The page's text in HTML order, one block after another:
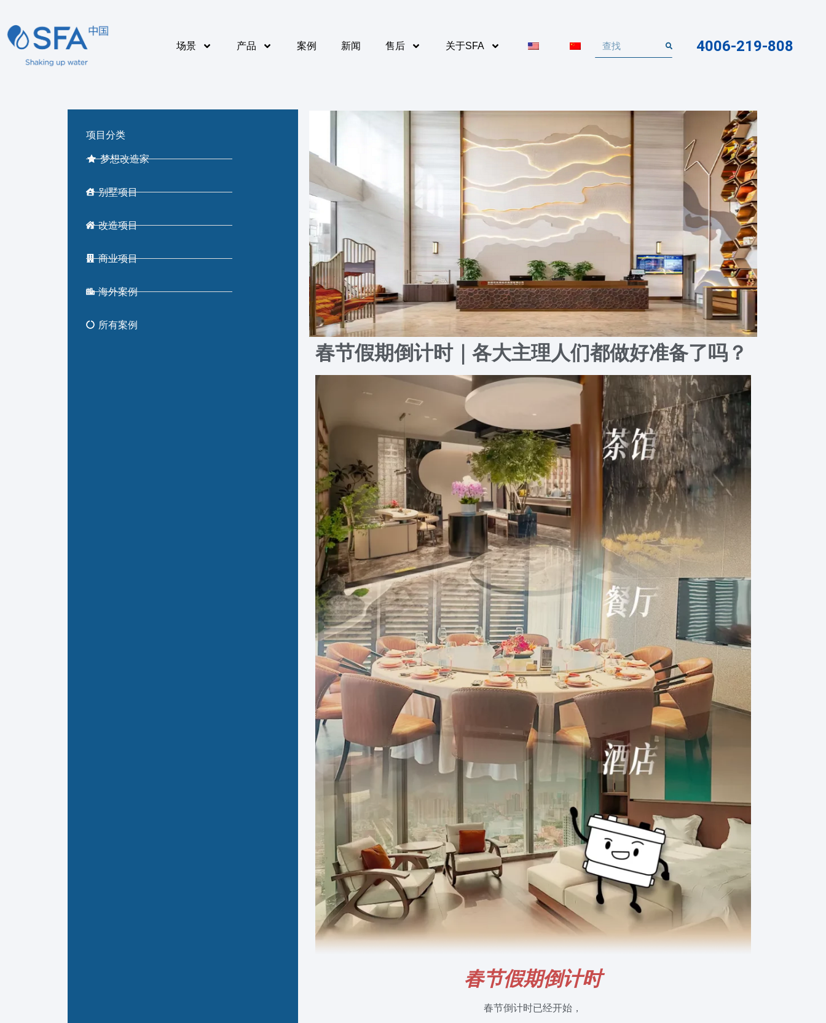
场景 产品 案例 新闻 售后 关于SFA 4006-219-808
项目分类
梦想改造家
别墅项目
改造项目
商业项目
海外案例
所有案例
春节假期倒计时｜各大主理人们都做好准备了吗？
春节假期倒计时
春节倒计时已经开始，